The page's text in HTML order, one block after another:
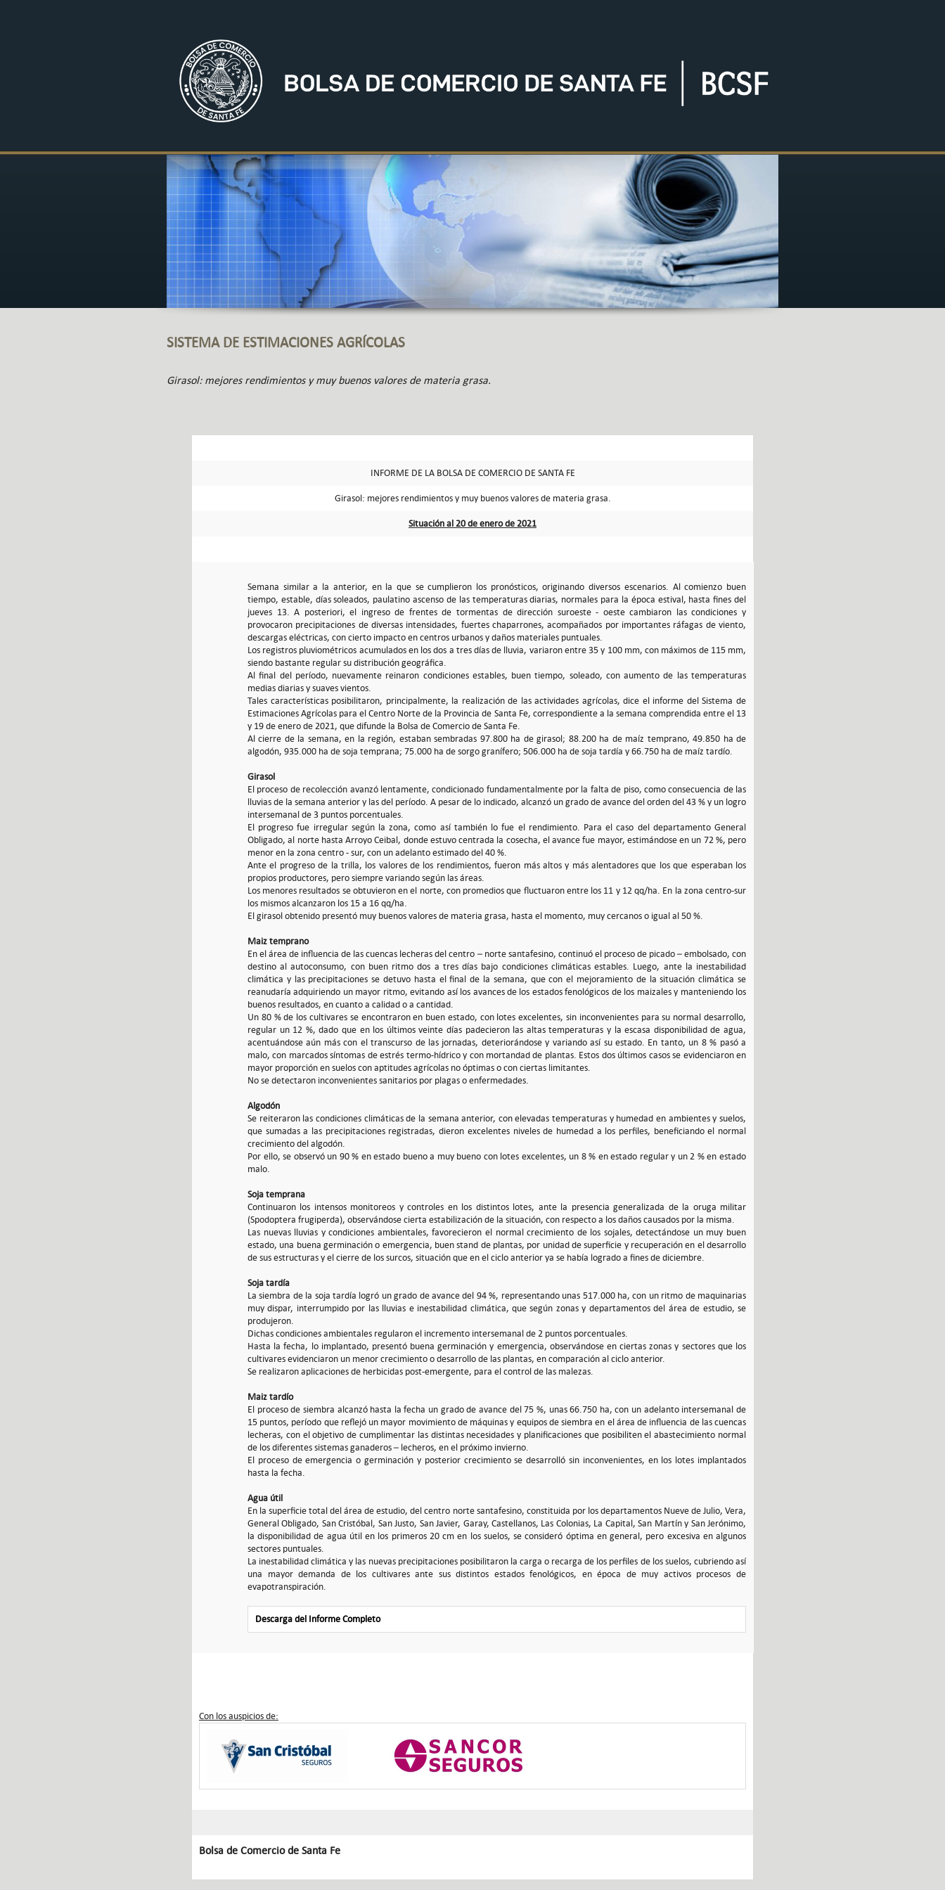
SISTEMA DE ESTIMACIONES AGRÍCOLAS
Girasol: mejores rendimientos y muy buenos valores de materia grasa.
INFORME DE LA BOLSA DE COMERCIO DE SANTA FE
Girasol: mejores rendimientos y muy buenos valores de materia grasa.
Situación al 20 de enero de 2021
Semana similar a la anterior, en la que se cumplieron los pronósticos, originando diversos escenarios. Al comienzo buen
tiempo, estable, días soleados, paulatino ascenso de las temperaturas diarias, normales para la época estival, hasta fines del
jueves 13. A posteriori, el ingreso de frentes de tormentas de dirección suroeste - oeste cambiaron las condiciones y
provocaron precipitaciones de diversas intensidades, fuertes chaparrones, acompañados por importantes ráfagas de viento,
descargas eléctricas, con cierto impacto en centros urbanos y daños materiales puntuales.
Los registros pluviométricos acumulados en los dos a tres días de lluvia, variaron entre 35 y 100 mm, con máximos de 115 mm,
siendo bastante regular su distribución geográfica.
Al final del período, nuevamente reinaron condiciones estables, buen tiempo, soleado, con aumento de las temperaturas
medias diarias y suaves vientos.
Tales características posibilitaron, principalmente, la realización de las actividades agrícolas, dice el informe del Sistema de
Estimaciones Agrícolas para el Centro Norte de la Provincia de Santa Fe, correspondiente a la semana comprendida entre el 13
y 19 de enero de 2021, que difunde la Bolsa de Comercio de Santa Fe.
Al cierre de la semana, en la región, estaban sembradas 97.800 ha de girasol; 88.200 ha de maíz temprano, 49.850 ha de
algodón, 935.000 ha de soja temprana; 75.000 ha de sorgo granífero; 506.000 ha de soja tardía y 66.750 ha de maíz tardío.
Girasol
El proceso de recolección avanzó lentamente, condicionado fundamentalmente por la falta de piso, como consecuencia de las
lluvias de la semana anterior y las del período. A pesar de lo indicado, alcanzó un grado de avance del orden del 43 % y un logro
intersemanal de 3 puntos porcentuales.
El progreso fue irregular según la zona, como así también lo fue el rendimiento. Para el caso del departamento General
Obligado, al norte hasta Arroyo Ceibal, donde estuvo centrada la cosecha, el avance fue mayor, estimándose en un 72 %, pero
menor en la zona centro - sur, con un adelanto estimado del 40 %.
Ante el progreso de la trilla, los valores de los rendimientos, fueron más altos y más alentadores que los que esperaban los
propios productores, pero siempre variando según las áreas.
Los menores resultados se obtuvieron en el norte, con promedios que fluctuaron entre los 11 y 12 qq/ha. En la zona centro-sur
los mismos alcanzaron los 15 a 16 qq/ha.
El girasol obtenido presentó muy buenos valores de materia grasa, hasta el momento, muy cercanos o igual al 50 %.
Maiz temprano
En el área de influencia de las cuencas lecheras del centro – norte santafesino, continuó el proceso de picado – embolsado, con
destino al autoconsumo, con buen ritmo dos a tres días bajo condiciones climáticas estables. Luego, ante la inestabilidad
climática y las precipitaciones se detuvo hasta el final de la semana, que con el mejoramiento de la situación climática se
reanudaría adquiriendo un mayor ritmo, evitando así los avances de los estados fenológicos de los maizales y manteniendo los
buenos resultados, en cuanto a calidad o a cantidad.
Un 80 % de los cultivares se encontraron en buen estado, con lotes excelentes, sin inconvenientes para su normal desarrollo,
regular un 12 %, dado que en los últimos veinte días padecieron las altas temperaturas y la escasa disponibilidad de agua,
acentuándose aún más con el transcurso de las jornadas, deteriorándose y variando así su estado. En tanto, un 8 % pasó a
malo, con marcados síntomas de estrés termo-hídrico y con mortandad de plantas. Estos dos últimos casos se evidenciaron en
mayor proporción en suelos con aptitudes agrícolas no óptimas o con ciertas limitantes.
No se detectaron inconvenientes sanitarios por plagas o enfermedades.
Algodón
Se reiteraron las condiciones climáticas de la semana anterior, con elevadas temperaturas y humedad en ambientes y suelos,
que sumadas a las precipitaciones registradas, dieron excelentes niveles de humedad a los perfiles, beneficiando el normal
crecimiento del algodón.
Por ello, se observó un 90 % en estado bueno a muy bueno con lotes excelentes, un 8 % en estado regular y un 2 % en estado
malo.
Soja temprana
Continuaron los intensos monitoreos y controles en los distintos lotes, ante la presencia generalizada de la oruga militar
(Spodoptera frugiperda), observándose cierta estabilización de la situación, con respecto a los daños causados por la misma.
Las nuevas lluvias y condiciones ambientales, favorecieron el normal crecimiento de los sojales, detectándose un muy buen
estado, una buena germinación o emergencia, buen stand de plantas, por unidad de superficie y recuperación en el desarrollo
de sus estructuras y el cierre de los surcos, situación que en el ciclo anterior ya se había logrado a fines de diciembre.
Soja tardía
La siembra de la soja tardía logró un grado de avance del 94 %, representando unas 517.000 ha, con un ritmo de maquinarias
muy dispar, interrumpido por las lluvias e inestabilidad climática, que según zonas y departamentos del área de estudio, se
produjeron.
Dichas condiciones ambientales regularon el incremento intersemanal de 2 puntos porcentuales.
Hasta la fecha, lo implantado, presentó buena germinación y emergencia, observándose en ciertas zonas y sectores que los
cultivares evidenciaron un menor crecimiento o desarrollo de las plantas, en comparación al ciclo anterior.
Se realizaron aplicaciones de herbicidas post-emergente, para el control de las malezas.
Maiz tardío
El proceso de siembra alcanzó hasta la fecha un grado de avance del 75 %, unas 66.750 ha, con un adelanto intersemanal de
15 puntos, período que reflejó un mayor movimiento de máquinas y equipos de siembra en el área de influencia de las cuencas
lecheras, con el objetivo de cumplimentar las distintas necesidades y planificaciones que posibiliten el abastecimiento normal
de los diferentes sistemas ganaderos – lecheros, en el próximo invierno.
El proceso de emergencia o germinación y posterior crecimiento se desarrolló sin inconvenientes, en los lotes implantados
hasta la fecha.
Agua útil
En la superficie total del área de estudio, del centro norte santafesino, constituida por los departamentos Nueve de Julio, Vera,
General Obligado, San Cristóbal, San Justo, San Javier, Garay, Castellanos, Las Colonias, La Capital, San Martín y San Jerónimo,
la disponibilidad de agua útil en los primeros 20 cm en los suelos, se consideró óptima en general, pero excesiva en algunos
sectores puntuales.
La inestabilidad climática y las nuevas precipitaciones posibilitaron la carga o recarga de los perfiles de los suelos, cubriendo así
una mayor demanda de los cultivares ante sus distintos estados fenológicos, en época de muy activos procesos de
evapotranspiración.
Descarga del Informe Completo
Con los auspicios de:
Bolsa de Comercio de Santa Fe